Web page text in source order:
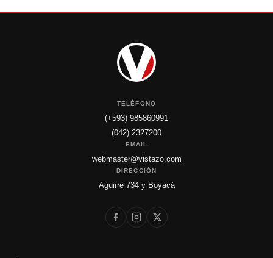
TELÉFONO
(+593) 985860991
(042) 2327200
EMAIL
webmaster@vistazo.com
DIRECCIÓN
Aguirre 734 y Boyacá